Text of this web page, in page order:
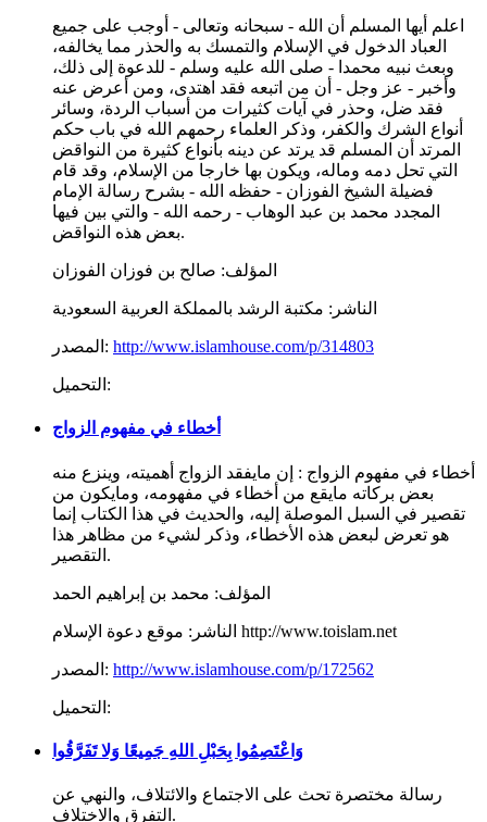
اعلم أيها المسلم أن الله - سبحانه وتعالى - أوجب على جميع
العباد الدخول في الإسلام والتمسك به والحذر مما يخالفه،
وبعث نبيه محمدا - صلى الله عليه وسلم - للدعوة إلى ذلك،
وأخبر - عز وجل - أن من اتبعه فقد اهتدى، ومن أعرض عنه
فقد ضل، وحذر في آيات كثيرات من أسباب الردة، وسائر
أنواع الشرك والكفر، وذكر العلماء رحمهم الله في باب حكم
المرتد أن المسلم قد يرتد عن دينه بأنواع كثيرة من النواقض
التي تحل دمه وماله، ويكون بها خارجا من الإسلام، وقد قام
فضيلة الشيخ الفوزان - حفظه الله - بشرح رسالة الإمام
المجدد محمد بن عبد الوهاب - رحمه الله - والتي بين فيها
بعض هذه النواقض.
المؤلف: صالح بن فوزان الفوزان
الناشر: مكتبة الرشد بالمملكة العربية السعودية
المصدر: http://www.islamhouse.com/p/314803
التحميل:
أخطاء في مفهوم الزواج
أخطاء في مفهوم الزواج : إن مايفقد الزواج أهميته، وينزع منه
بعض بركاته مايقع من أخطاء في مفهومه، ومايكون من
تقصير في السبل الموصلة إليه، والحديث في هذا الكتاب إنما
هو تعرض لبعض هذه الأخطاء، وذكر لشيء من مظاهر هذا
التقصير.
المؤلف: محمد بن إبراهيم الحمد
الناشر: موقع دعوة الإسلام http://www.toislam.net
المصدر: http://www.islamhouse.com/p/172562
التحميل:
وَاعْتَصِمُوا بِحَبْلِ اللهِ جَمِيعًا وَلا تَفَرَّقُوا
رسالة مختصرة تحث على الاجتماع والائتلاف، والنهي عن
التفرق والاختلاف.